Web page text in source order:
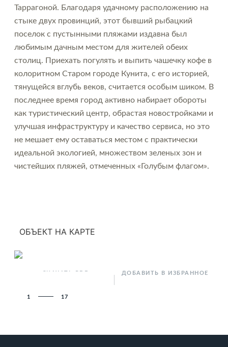
1 17
Таррагоной. Благодаря удачному расположению на
стыке двух провинций, этот бывший рыбацкий
поселок с пустынными пляжами издавна был
любимым дачным местом для жителей обеих
столиц. Приехать погулять и выпить чашечку кофе в
колоритном Старом городе Кунита, с его историей,
тянущейся вглубь веков, считается особым шиком. В
последнее время город активно набирает обороты
как туристический центр, обрастая новостройками и
улучшая инфраструктуру и качество сервиса, но это
не мешает ему оставаться местом с практически
идеальной экологией, множеством зеленых зон и
чистейших пляжей, отмеченных «Голубым флагом».
ОБЪЕКТ НА КАРТЕ
СКАЧАТЬ PDF ДОБАВИТЬ В ИЗБРАННОЕ